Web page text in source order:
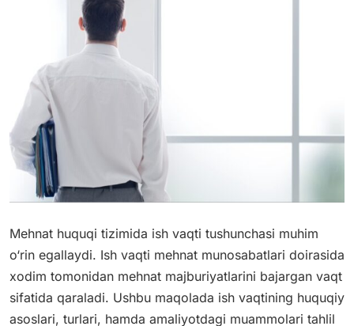
Mehnat huquqi tizimida ish vaqti tushunchasi muhim
o‘rin egallaydi. Ish vaqti mehnat munosabatlari doirasida
xodim tomonidan mehnat majburiyatlarini bajargan vaqt
sifatida qaraladi. Ushbu maqolada ish vaqtining huquqiy
asoslari, turlari, hamda amaliyotdagi muammolari tahlil